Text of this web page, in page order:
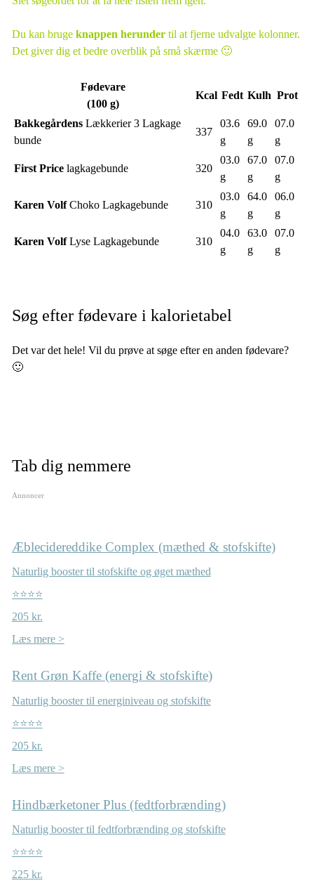
Du kan bruge knappen herundertil at fjerne udvalgte kolonner.
Det giver dig et bedre overblik på små skærme 🙂
Fødevare
(100 g)
Kcal Fedt Kulh Prot
BakkegårdensLækkerier 3 Lagkage
bunde
337
03.6
g
69.0
g
07.0
g
First Pricelagkagebunde 320
03.0
g
67.0
g
07.0
g
Karen VolfChoko Lagkagebunde 310
03.0
g
64.0
g
06.0
g
Karen VolfLyse Lagkagebunde 310
04.0
g
63.0
g
07.0
g
Søg efter fødevare i kalorietabel
Det var det hele! Vil du prøve at søge efter en anden fødevare?
🙂
Tab dig nemmere
Annoncer
Æblecidereddike Complex (mæthed & stofskifte)
Naturlig booster til stofskifte og øget mæthed
⭐⭐⭐⭐
205 kr.
Læs mere >
Rent Grøn Kaffe (energi & stofskifte)
Naturlig booster til energiniveau og stofskifte
⭐⭐⭐⭐
205 kr.
Læs mere >
Hindbærketoner Plus (fedtforbrænding)
Naturlig booster til fedtforbrænding og stofskifte
⭐⭐⭐⭐
225 kr.